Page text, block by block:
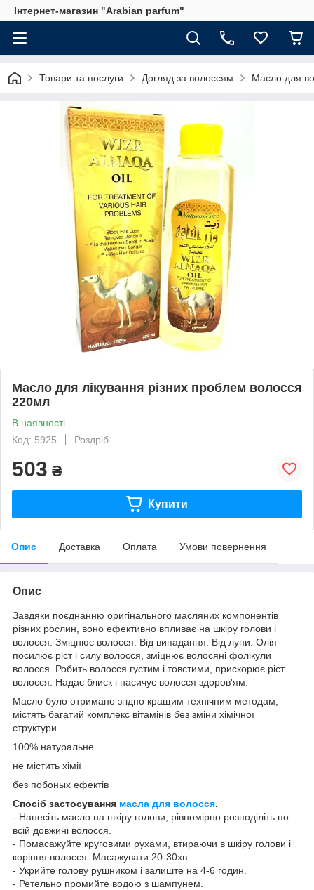
Інтернет-магазин "Arabian parfum"
Товари та послуги Догляд за волоссям Масло для
Масло для лікування різних проблем волосся
220мл
В наявності
Код: 5925
Роздріб
503 ₴
Купити
Опис Доставка Оплата Умови повернення
Опис
Завдяки поєднанню оригінального масляних компонентів
різних рослин, воно ефективно впливає на шкіру голови і
волосся. Зміцнює волосся. Від випадання. Від лупи. Олія
посилює ріст і силу волосся, зміцнює волосяні фолікули
волосся. Робить волосся густим і товстими, прискорює ріст
волосся. Надає блиск і насичує волосся здоров'ям.
Масло було отримано згідно кращим технічним методам,
містять багатий комплекс вітамінів без зміни хімічної
структури.
100% натуральне
не містить хімії
без побоных ефектів
Спосіб застосування масла для волосся.
- Нанесіть масло на шкіру голови, рівномірно розподіліть по
всій довжині волосся.
- Помасажуйте круговими рухами, втираючи в шкіру голови і
коріння волосся. Масажувати 20-30хв
- Укрийте голову рушником і залиште на 4-6 годин.
- Ретельно промийте водою з шампунем.